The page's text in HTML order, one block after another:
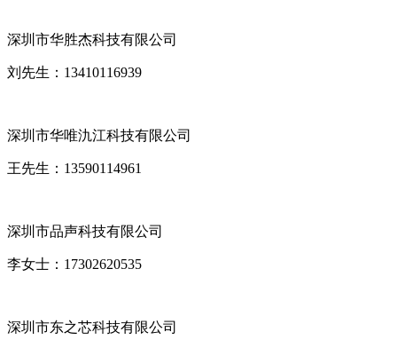
深圳市华胜杰科技有限公司
刘先生：13410116939
深圳市华唯氿江科技有限公司
王先生：13590114961
深圳市品声科技有限公司
李女士： 17302620535
深圳市东之芯科技有限公司